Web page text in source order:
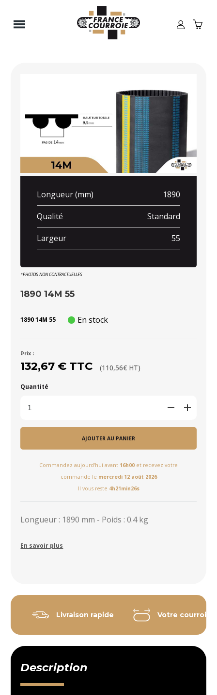
Longueur (mm) 1890
Qualité Standard
Largeur 55
*PHOTOS NON CONTRACTUELLES
1890 14M 55
1890 14M 55 En stock
Prix :
132,67 € TTC (110,56€ HT)
Quantité
AJOUTER AU PANIER
Commandez aujourd'hui avant 16h00 et recevez votre
commande le mercredi 12 août 2026
Il vous reste 4h21min26s
Longueur : 1890 mm - Poids : 0.4 kg
En savoir plus
Livraison rapide Votre courroie
Description
Panneau de gestion des cookies